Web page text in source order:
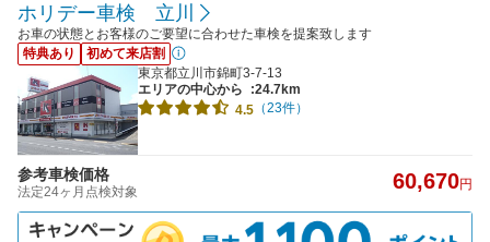
ホリデー車検 立川
お車の状態とお客様のご要望に合わせた車検を提案致します
特典あり
初めて来店割
東京都立川市錦町3-7-13
エリアの中心から
:24.7km
4.5 （23件）
参考車検価格
法定24ヶ月点検対象 60,670円